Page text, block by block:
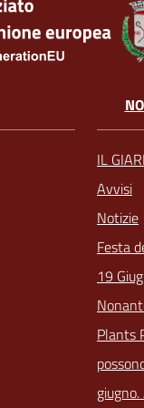
IL
Avvisi
Notizie
Festa
19
Plants